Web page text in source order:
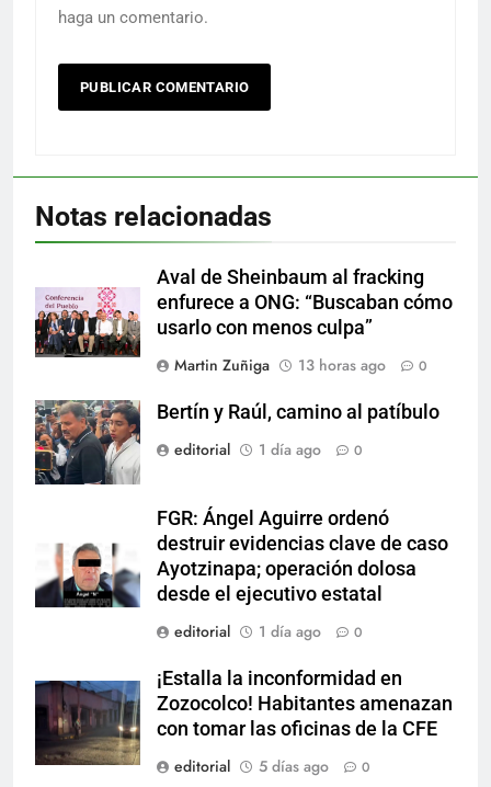
haga un comentario.
Notas relacionadas
Aval de Sheinbaum al fracking
enfurece a ONG: “Buscaban cómo
usarlo con menos culpa”
Martin Zuñiga
13 horas ago 0
Bertín y Raúl, camino al patíbulo
editorial
1 día ago 0
FGR: Ángel Aguirre ordenó
destruir evidencias clave de caso
Ayotzinapa; operación dolosa
desde el ejecutivo estatal
editorial
1 día ago 0
¡Estalla la inconformidad en
Zozocolco! Habitantes amenazan
con tomar las oficinas de la CFE
editorial
5 días ago 0